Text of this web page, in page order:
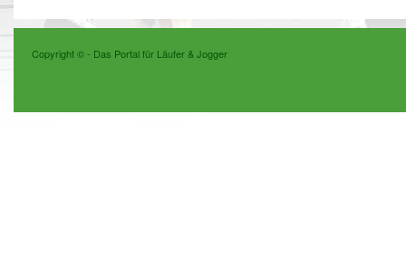
Copyright ©- Das Portal für Läufer & Jogger